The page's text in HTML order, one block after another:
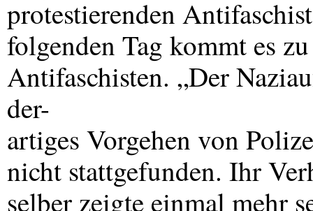
protestierenden
folgenden Tag kommt es
Antifaschisten. „Der
der-
artiges Vorgehen von
nicht stattgefunden. Ihr
selber zeigte einmal mehr